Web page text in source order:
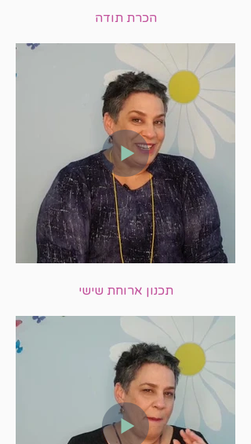
הכרת תודה
תכנון ארוחת שישי